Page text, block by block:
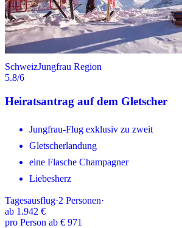
SchweizJungfrau Region
5.8/6
Heiratsantrag auf dem Gletscher
Jungfrau-Flug exklusiv zu zweit
Gletscherlandung
eine Flasche Champagner
Liebesherz
Tagesausflug·2 Personen·
ab 1.942 €
pro Person ab € 971